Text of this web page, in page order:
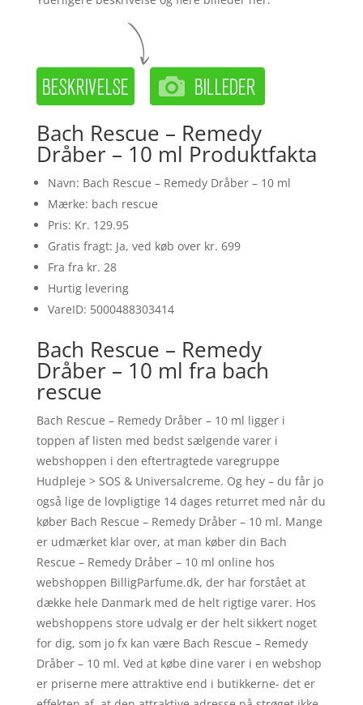
Bach Rescue – Remedy
Dråber – 10 ml Produktfakta
Navn: Bach Rescue – Remedy Dråber – 10 ml
Mærke: bach rescue
Pris: Kr. 129.95
Gratis fragt: Ja, ved køb over kr. 699
Fra fra kr. 28
Hurtig levering
VareID: 5000488303414
Bach Rescue – Remedy
Dråber – 10 ml fra bach
rescue
Bach Rescue – Remedy Dråber – 10 ml ligger i
toppen af listen med bedst sælgende varer i
webshoppen i den eftertragtede varegruppe
Hudpleje > SOS & Universalcreme. Og hey – du får jo
også lige de lovpligtige 14 dages returret med når du
køber Bach Rescue – Remedy Dråber – 10 ml. Mange
er udmærket klar over, at man køber din Bach
Rescue – Remedy Dråber – 10 ml online hos
webshoppen BilligParfume.dk, der har forstået at
dække hele Danmark med de helt rigtige varer. Hos
webshoppens store udvalg er der helt sikkert noget
for dig, som jo fx kan være Bach Rescue – Remedy
Dråber – 10 ml. Ved at købe dine varer i en webshop
er priserne mere attraktive end i butikkerne- det er